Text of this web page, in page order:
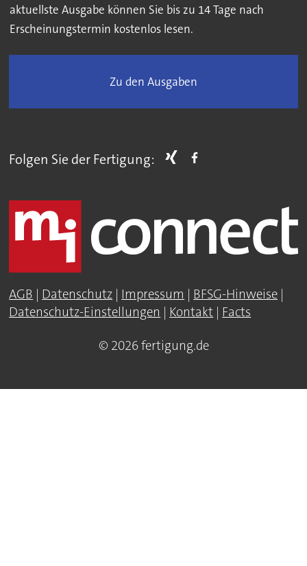
aktuellste Ausgabe können Sie bis zu 14 Tage nach
Erscheinungstermin kostenlos lesen.
Zu den Ausgaben
Folgen Sie der Fertigung:
AGB | Datenschutz | Impressum | BFSG-Hinweise |
Datenschutz-Einstellungen | Kontakt | Facts
© 2026 fertigung.de